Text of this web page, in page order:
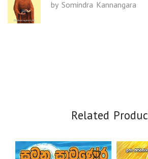
by Somindra Kannangara
Related